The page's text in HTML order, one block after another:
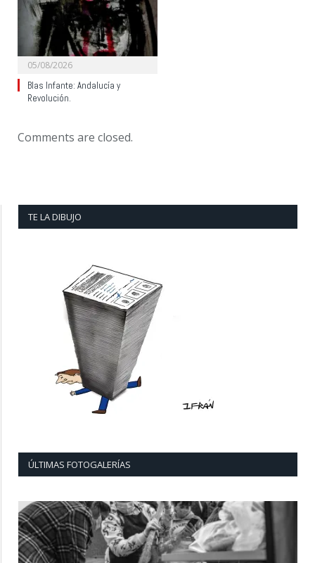
05/08/2026
Blas Infante: Andalucía y
Revolución.
Comments are closed.
TE LA DIBUJO
ÚLTIMAS FOTOGALERÍAS